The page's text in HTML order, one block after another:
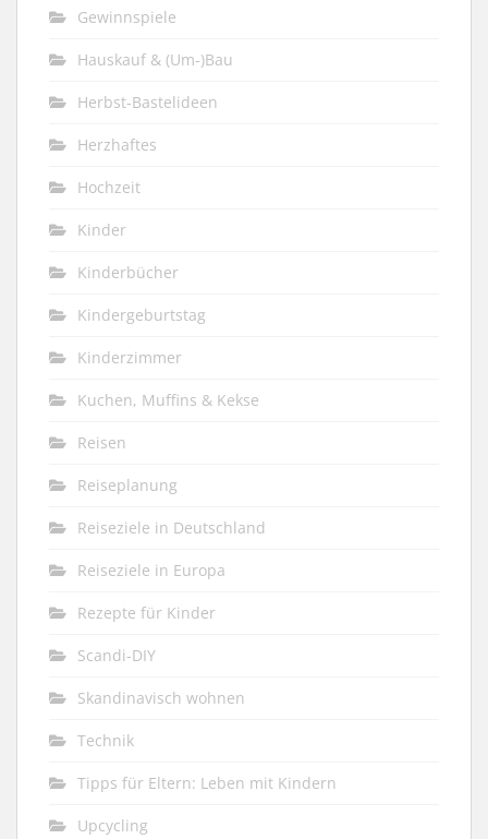
Gewinnspiele
Hauskauf & (Um-)Bau
Herbst-Bastelideen
Herzhaftes
Hochzeit
Kinder
Kinderbücher
Kindergeburtstag
Kinderzimmer
Kuchen, Muffins & Kekse
Reisen
Reiseplanung
Reiseziele in Deutschland
Reiseziele in Europa
Rezepte für Kinder
Scandi-DIY
Skandinavisch wohnen
Technik
Tipps für Eltern: Leben mit Kindern
Upcycling